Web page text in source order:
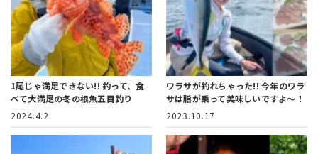
1尾じゃ満足できない!!釣って、食
べて大満足の冬の根魚五目釣り
2024.4.2
ワラサが釣れちゃった!!今年のワラ
サは脂が乗って美味しいですよ～！
2023.10.17